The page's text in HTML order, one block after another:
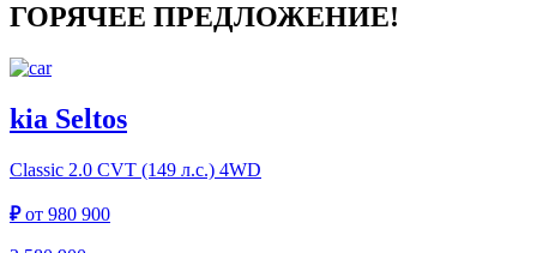
ГОРЯЧЕЕ ПРЕДЛОЖЕНИЕ!
kia Seltos
Classic 2.0 CVT (149 л.с.) 4WD
₽от 980 900